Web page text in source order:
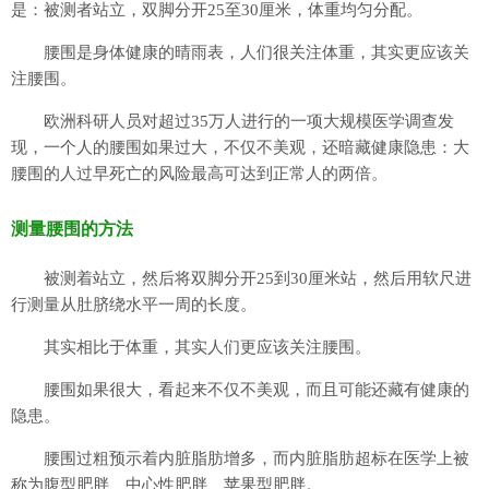
是：被测者站立，双脚分开25至30厘米，体重均匀分配。
腰围是身体健康的晴雨表，人们很关注体重，其实更应该关
注腰围。
欧洲科研人员对超过35万人进行的一项大规模医学调查发
现，一个人的腰围如果过大，不仅不美观，还暗藏健康隐患：大
腰围的人过早死亡的风险最高可达到正常人的两倍。
测量腰围的方法
被测着站立，然后将双脚分开25到30厘米站，然后用软尺进
行测量从肚脐绕水平一周的长度。
其实相比于体重，其实人们更应该关注腰围。
腰围如果很大，看起来不仅不美观，而且可能还藏有健康的
隐患。
腰围过粗预示着内脏脂肪增多，而内脏脂肪超标在医学上被
称为腹型肥胖、中心性肥胖、苹果型肥胖。